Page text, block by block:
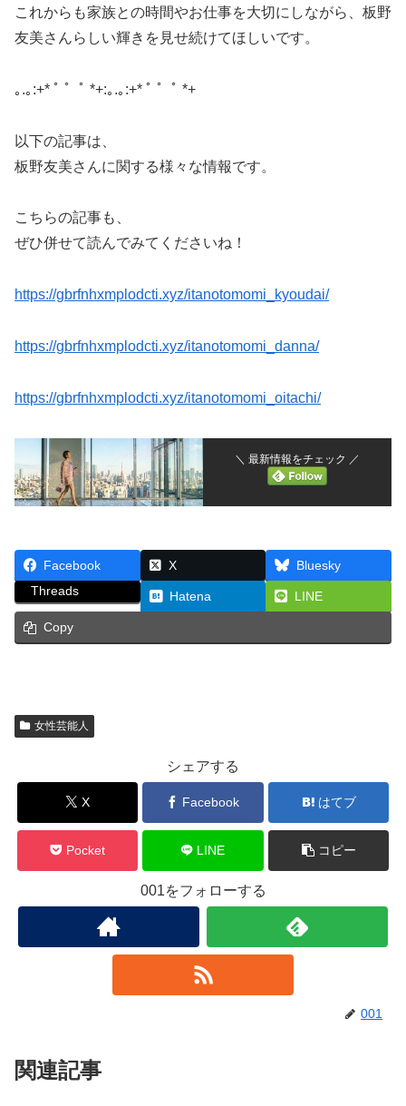
これからも家族との時間やお仕事を大切にしながら、板野
友美さんらしい輝きを見せ続けてほしいです。
｡.｡:+* ﾟ ゜ﾟ *+:｡.｡:+* ﾟ ゜ﾟ *+
以下の記事は、
板野友美さんに関する様々な情報です。
こちらの記事も、
ぜひ併せて読んでみてくださいね！
https://gbrfnhxmplodcti.xyz/itanotomomi_kyoudai/
https://gbrfnhxmplodcti.xyz/itanotomomi_danna/
https://gbrfnhxmplodcti.xyz/itanotomomi_oitachi/
＼ 最新情報をチェック ／
Facebook X
Bluesky
Threads
Hatena LINE
Copy
女性芸能人
シェアする
X Facebook はてブ
Pocket LINE コピー
001をフォローする
001
関連記事